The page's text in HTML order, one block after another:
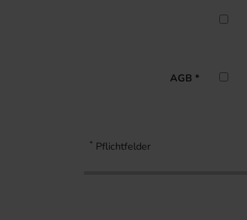
AGB *
* Pflichtfelder